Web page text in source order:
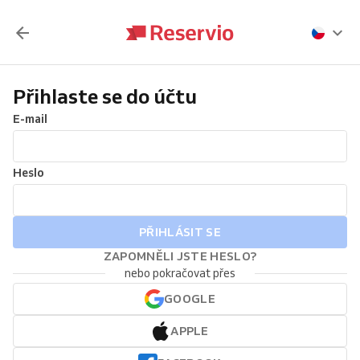
Přihlaste se do účtu
E-mail
Heslo
PŘIHLÁSIT SE
ZAPOMNĚLI JSTE HESLO?
nebo pokračovat přes
GOOGLE
APPLE